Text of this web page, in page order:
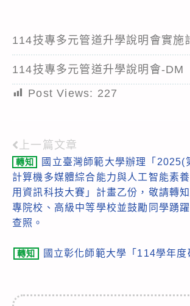
114技專多元管道升學說明會實施
114技專多元管道升學說明會-DM
Post Views: 227
Read
more
articles
上一篇文章
轉知
國立臺灣師範大學辦理「2025(
計算機多媒體綜合能力與人工智能素
用資訊科技大賽」計畫乙份，敬請轉
專院校、高級中等學校並鼓勵同學踴
查照。
轉知
國立彰化師範大學「114學年度